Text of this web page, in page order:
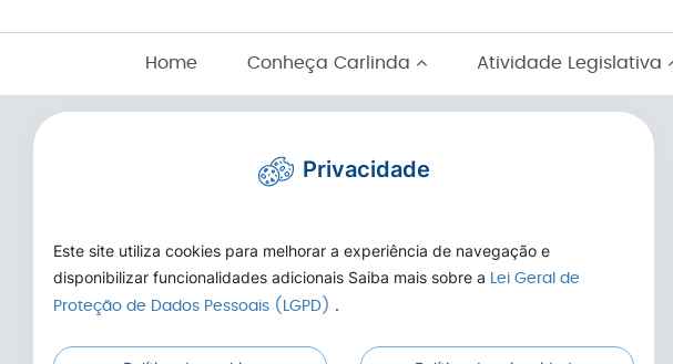
Home Conheça Carlinda Atividade Legislativa
Privacidade
Este site utiliza cookies para melhorar a experiência de navegação e
disponibilizar funcionalidades adicionais Saiba mais sobre a Lei Geral de
Proteção de Dados Pessoais (LGPD) .